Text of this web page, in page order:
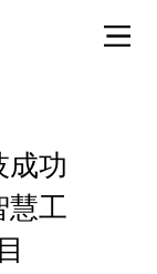
成功
慧工